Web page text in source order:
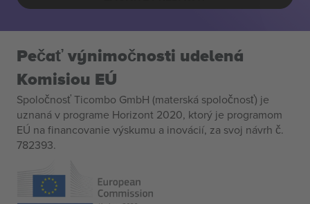
Pečať výnimočnosti udelená
Komisiou EÚ
Spoločnosť Ticombo GmbH (materská spoločnosť) je
uznaná v programe Horizont 2020, ktorý je programom
EÚ na financovanie výskumu a inovácií, za svoj návrh č.
782393.